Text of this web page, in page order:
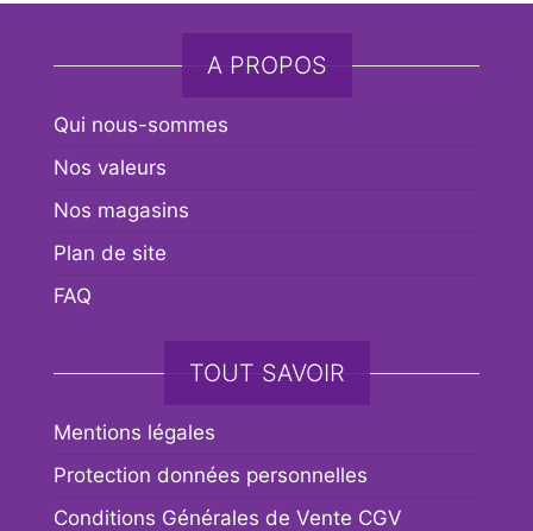
A PROPOS
Qui nous-sommes
Nos valeurs
Nos magasins
Plan de site
FAQ
TOUT SAVOIR
Mentions légales
Protection données personnelles
Conditions Générales de Vente CGV